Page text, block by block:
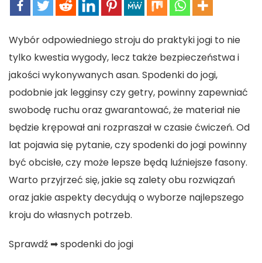
Wybór odpowiedniego stroju do praktyki jogi to nie
tylko kwestia wygody, lecz także bezpieczeństwa i
jakości wykonywanych asan. Spodenki do jogi,
podobnie jak legginsy czy getry, powinny zapewniać
swobodę ruchu oraz gwarantować, że materiał nie
będzie krępował ani rozpraszał w czasie ćwiczeń. Od
lat pojawia się pytanie, czy spodenki do jogi powinny
być obcisłe, czy może lepsze będą luźniejsze fasony.
Warto przyjrzeć się, jakie są zalety obu rozwiązań
oraz jakie aspekty decydują o wyborze najlepszego
kroju do własnych potrzeb.
Sprawdź ➡spodenki do jogi